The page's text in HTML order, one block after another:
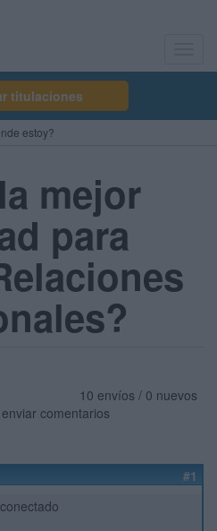
titulaciones
estoy?
mejor
para
10 envíos / 0 nuevos
comentarios
#1